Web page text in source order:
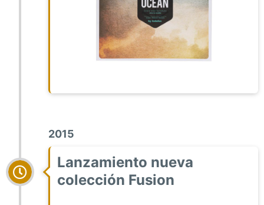
2015
Lanzamiento nueva
colección Fusion